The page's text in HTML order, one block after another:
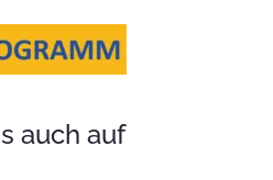
auch auf